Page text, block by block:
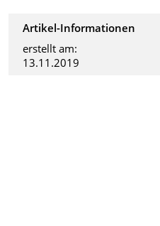
Artikel-Informationen
erstellt am:
13.11.2019